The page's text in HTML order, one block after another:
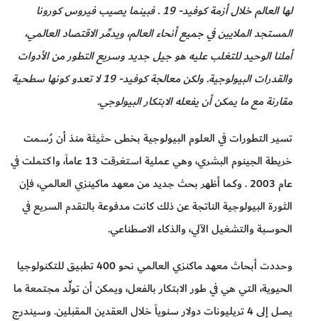
لها العالم خلال أزمة كوفيد- 19 . فبينما يصيب فيروس كورونا
المستجد الملايين في جميع أنحاء العالم، ويدمِّر الاقتصاد العالمي،
أملنا الوحيد للتغلب عليه هو جيل جديد وسريع التطور من الأدوات
والقدرات البيولوجية. ولكن معالجة كوفيد- 19 لا تعدو كونها سطحية
مقارنة مع ما يمكن أن يفعله الابتكار البيولوجي.
تسير التطورات في العلوم البيولوجية بخطى حثيثة منذ أن رُسمت
خريطة الجينوم البشري، وهي عملية استغرقت 13 عاماً، واكتملت في
عام 2003 . وكما أظهر بحث جديد من معهد ماكينزي العالمي، فإن
الثورة البيولوجية الناتجة عن ذلك كانت مدفوعة بالتقدم السريع في
الحوسبة والتشغيل الآلي، والذكاء الاصطناعي.
وحددت أبحاث معهد ماكنزي العالمي نحو 400 تطبيق للتكنولوجيا
الحيوية، التي هي في طور الابتكار بالفعل، ويمكن أن تولِّد مجتمعة ما
يصل إلى 4 تريليونات دولار سنوياً خلال العقدين المقبلين. وسيندرج